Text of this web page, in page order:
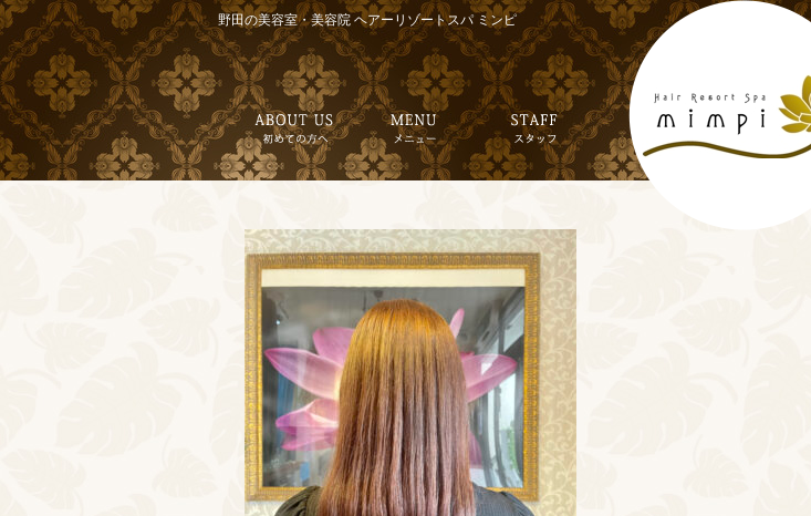
野田の美容室・美容院 ヘアーリゾートスパ ミンピ